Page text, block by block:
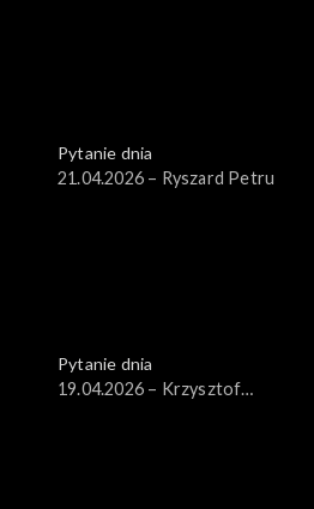
Pytanie dnia
21.04.2026 – Ryszard Petru
Pytanie dnia
19.04.2026 – Krzysztof